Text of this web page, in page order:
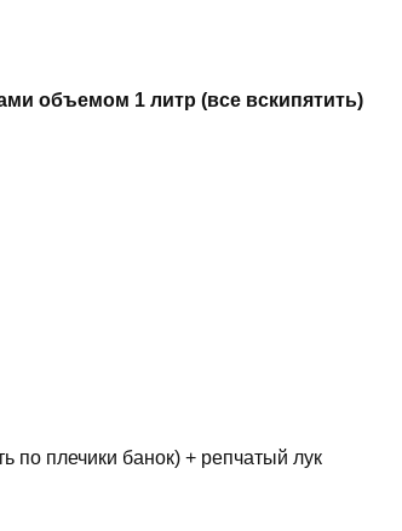
объемом 1 литр (все вскипятить)
по плечики банок) + репчатый лук